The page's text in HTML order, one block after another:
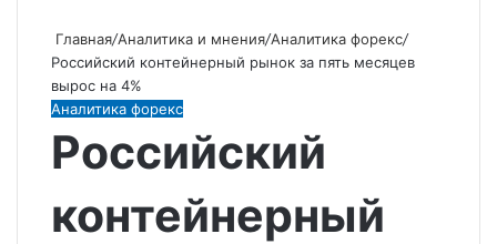
Главная/Аналитика и мнения/Аналитика форекс/
Российский контейнерный рынок за пять месяцев
вырос на 4%
Аналитика форекс
Российский
контейнерный